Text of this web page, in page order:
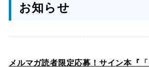
お知らせ
メルマガ読者限定応募！サイン本『「